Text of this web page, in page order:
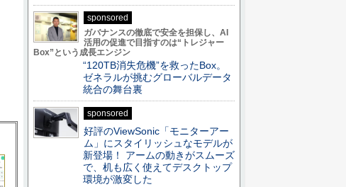
sponsored
ガバナンスの徹底で安全を担保し、AI
活用の促進で目指すのは“トレジャー
Box”という成長エンジン
“120TB消失危機”を救ったBox。
ゼネラルが挑むグローバルデータ
統合の舞台裏
sponsored
好評のViewSonic「モニターアー
ム」にスタイリッシュなモデルが
新登場！ アームの動きがスムーズ
で、机も広く使えてデスクトップ
環境が激変した